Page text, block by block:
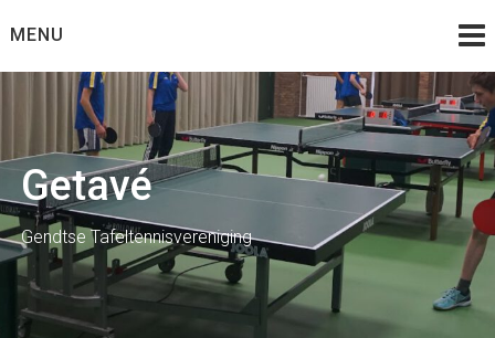
toMENU
Getavé
Gendtse Tafeltennisvereniging